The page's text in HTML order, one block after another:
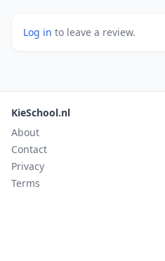
Log in to leave a review.
KieSchool.nl
About
Contact
Privacy
Terms